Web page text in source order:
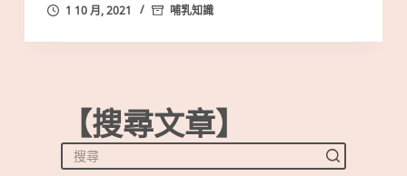
1 10 月, 2021 哺乳知識
【搜尋文章】